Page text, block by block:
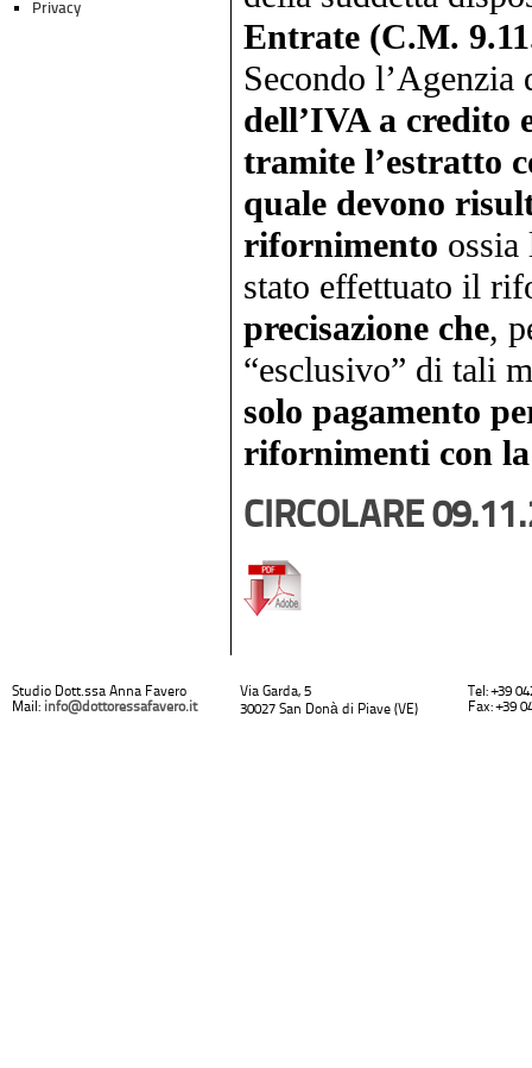
Privacy
Entrate (C.M.
Secondo l’Agenzia
dell’IVA a credito
tramite l’estratto
quale devono
rifornimento
stato effettuato il
precisazione che,
“esclusivo” di tali
solo pagamento
rifornimenti con
CIRCOLARE
Studio Dott.ssa Anna Favero
Mail: info@dottoressafavero.it
Via Garda, 5
30027 San Donà di Piave (VE)
Tel: +39
Fax: +39